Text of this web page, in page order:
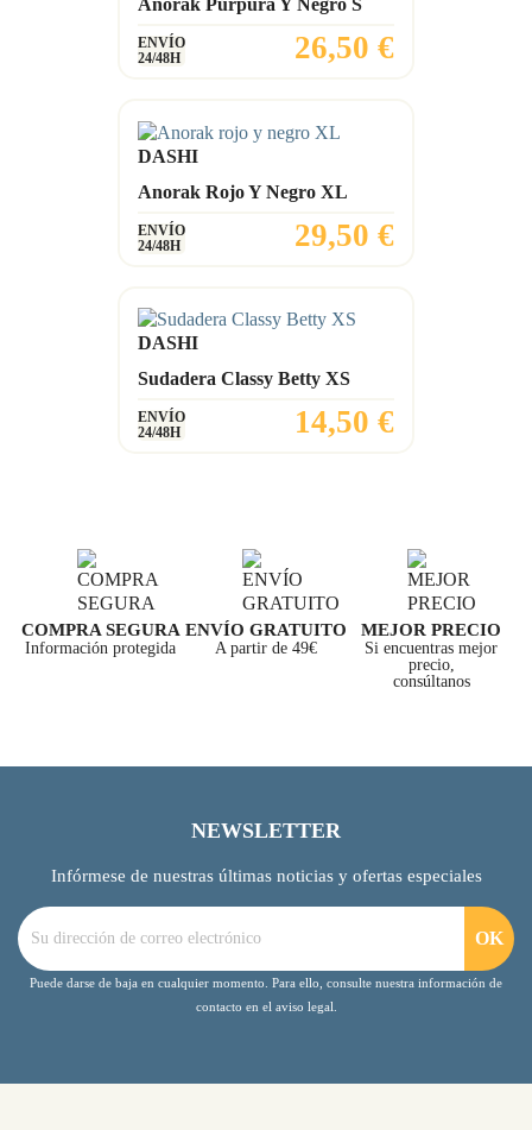
Anorak Púrpura Y Negro S
ENVÍO
24/48H
Precio
26,50 €
DASHI
Anorak Rojo Y Negro XL
ENVÍO
24/48H
Precio
29,50 €
DASHI
Sudadera Classy Betty XS
ENVÍO
24/48H
Precio
14,50 €
COMPRA SEGURA
Información protegida
ENVÍO GRATUITO
A partir de 49€
MEJOR PRECIO
Si encuentras mejor
precio,
consúltanos
NEWSLETTER
Infórmese de nuestras últimas noticias y ofertas especiales
Puede darse de baja en cualquier momento. Para ello, consulte nuestra información de
contacto en el aviso legal.